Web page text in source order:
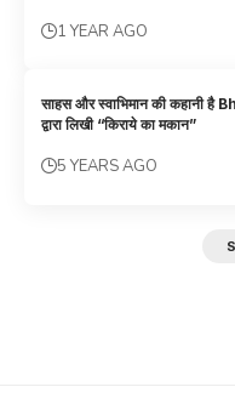
1 YEAR AGO
साहस और स्वाभिमान की कहानी
द्वारा लिखी “किराये का मकान”
5 YEARS AGO